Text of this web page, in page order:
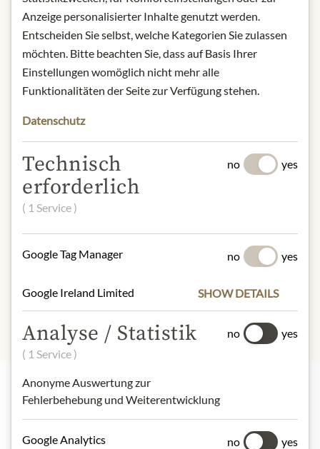
away from light.
Contact: Julius Meinl am Graben
GmbH, Graben 19, 1010 Vienna,
Austria
Produktdesign von der Abbildung
SLOŽENÍ A ALERGENY
(papaya, sugar), elderberries,
pineapple cubes (pineapple, sugar),
hibiscus flowers, beet, sunflower
Nejlepší z našeho sortimentu
Anzeige personalisierter Inhalte genutzt werden.
Entscheiden Sie selbst, welche Kategorien Sie zulassen
möchten. Bitte beachten Sie, dass auf Basis Ihrer
Einstellungen womöglich nicht mehr alle
Funktionalitäten der Seite zur Verfügung stehen.
Datenschutz
Technisch
erforderlich
( 1 Service )
no yes
Google Tag Manager no yes
Google Ireland Limited SHOW DETAILS
Analyse / Statistik
( 1 Service )
Anonyme Auswertung zur
Fehlerbehebung und Weiterentwicklung
no yes
Google Analytics no yes